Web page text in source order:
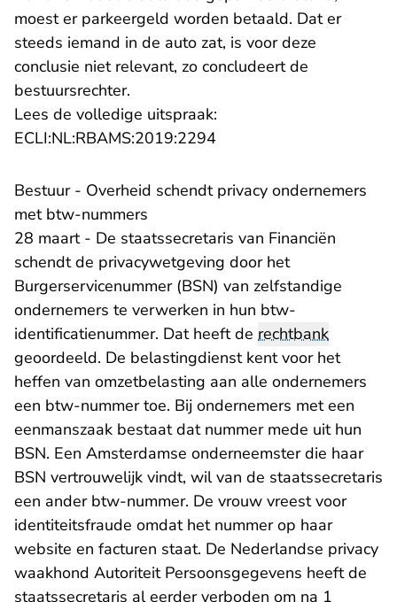
moest er parkeergeld worden betaald. Dat er
steeds iemand in de auto zat, is voor deze
conclusie niet relevant, zo concludeert de
bestuursrechter.
Lees de volledige uitspraak:
ECLI:NL:RBAMS:2019:2294- U verlaat
Bestuur - Overheid schendt privacy ondernemers
met btw-nummers
28 maart - De staatssecretaris van Financiën
schendt de privacywetgeving door het
Burgerservicenummer (BSN) van zelfstandige
ondernemers te verwerken in hun btw-
identificatienummer. Dat heeft de rechtbank
geoordeeld. De belastingdienst kent voor het
heffen van omzetbelasting aan alle ondernemers
een btw-nummer toe. Bij ondernemers met een
eenmanszaak bestaat dat nummer mede uit hun
BSN. Een Amsterdamse onderneemster die haar
BSN vertrouwelijk vindt, wil van de staatssecretaris
een ander btw-nummer. De vrouw vreest voor
identiteitsfraude omdat het nummer op haar
website en facturen staat. De Nederlandse privacy
waakhond Autoriteit Persoonsgegevens heeft de
staatssecretaris al eerder verboden om na 1